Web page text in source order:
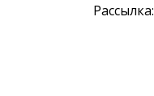
Рассылка: